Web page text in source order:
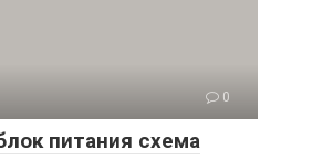
0
питания схема